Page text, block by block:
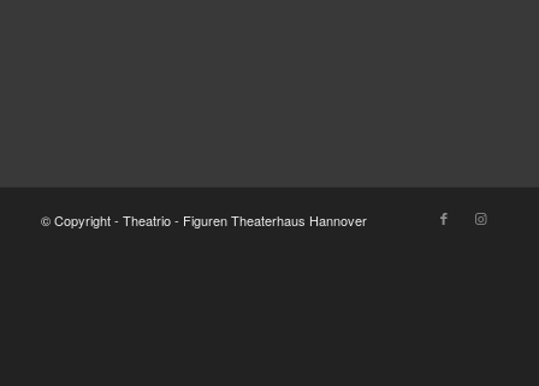
© Copyright - Theatrio - Figuren Theaterhaus Hannover